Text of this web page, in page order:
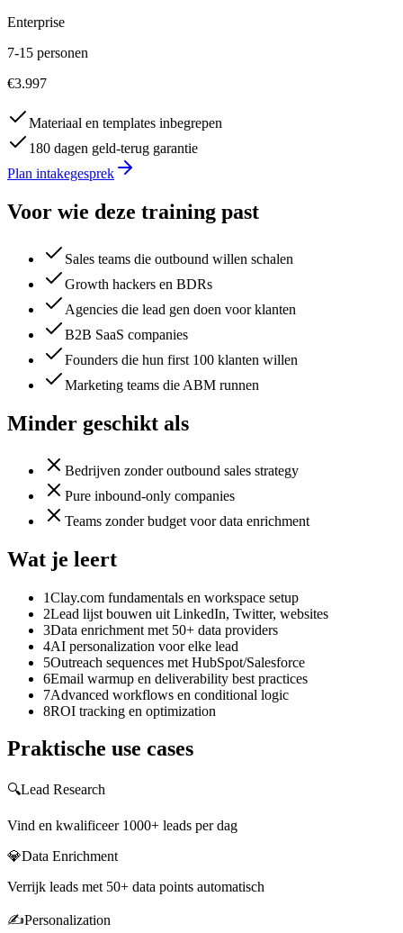
Enterprise
7-15 personen
€3.997
Materiaal en templates inbegrepen
180 dagen geld-terug garantie
Plan intakegesprek
Voor wie deze training past
Sales teams die outbound willen schalen
Growth hackers en BDRs
Agencies die lead gen doen voor klanten
B2B SaaS companies
Founders die hun first 100 klanten willen
Marketing teams die ABM runnen
Minder geschikt als
Bedrijven zonder outbound sales strategy
Pure inbound-only companies
Teams zonder budget voor data enrichment
Wat je leert
1Clay.com fundamentals en workspace setup
2Lead lijst bouwen uit LinkedIn, Twitter, websites
3Data enrichment met 50+ data providers
4AI personalization voor elke lead
5Outreach sequences met HubSpot/Salesforce
6Email warmup en deliverability best practices
7Advanced workflows en conditional logic
8ROI tracking en optimization
Praktische use cases
🔍Lead Research
Vind en kwalificeer 1000+ leads per dag
💎Data Enrichment
Verrijk leads met 50+ data points automatisch
✍️Personalization